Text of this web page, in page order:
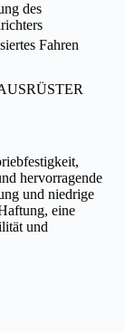
des
Fahren
hervorragende
und niedrige
eine
und